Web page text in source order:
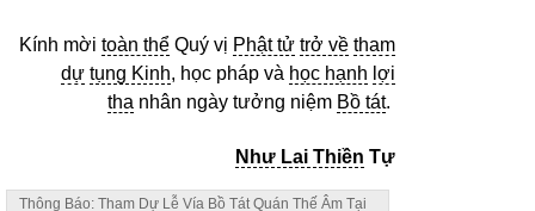
Kính mời toàn thể Quý vị Phật tử trở về tham
dự tụng Kinh, học pháp và học hạnh lợi
tha nhân ngày tưởng niệm Bồ tát.
Như Lai Thiền Tự
Thông Báo: Tham Dự Lễ Vía Bồ Tát Quán Thế Âm Tại